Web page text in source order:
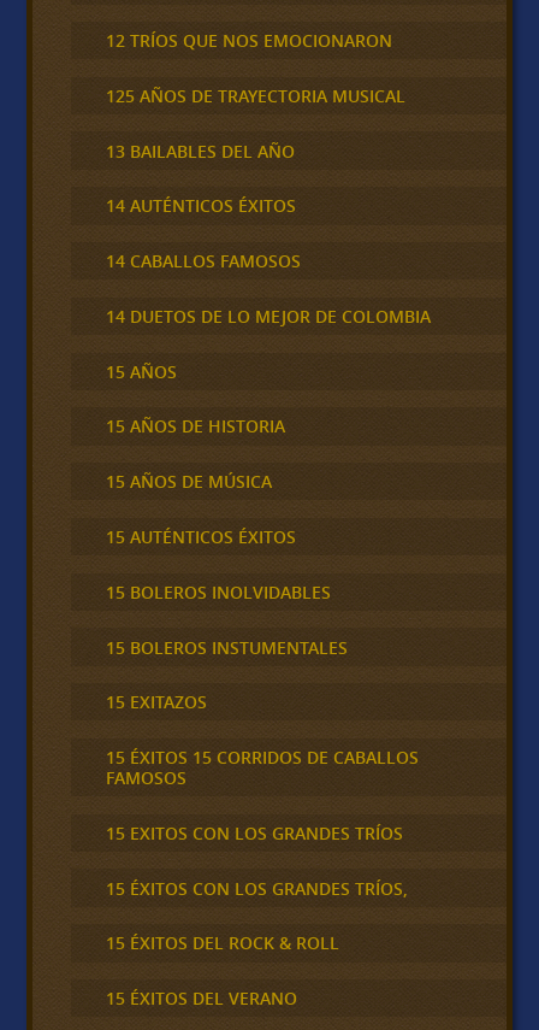
12 TRÍOS QUE NOS EMOCIONARON
125 AÑOS DE TRAYECTORIA MUSICAL
13 BAILABLES DEL AÑO
14 AUTÉNTICOS ÉXITOS
14 CABALLOS FAMOSOS
14 DUETOS DE LO MEJOR DE COLOMBIA
15 AÑOS
15 AÑOS DE HISTORIA
15 AÑOS DE MÚSICA
15 AUTÉNTICOS ÉXITOS
15 BOLEROS INOLVIDABLES
15 BOLEROS INSTUMENTALES
15 EXITAZOS
15 ÉXITOS 15 CORRIDOS DE CABALLOS
FAMOSOS
15 EXITOS CON LOS GRANDES TRÍOS
15 ÉXITOS CON LOS GRANDES TRÍOS,
15 ÉXITOS DEL ROCK & ROLL
15 ÉXITOS DEL VERANO